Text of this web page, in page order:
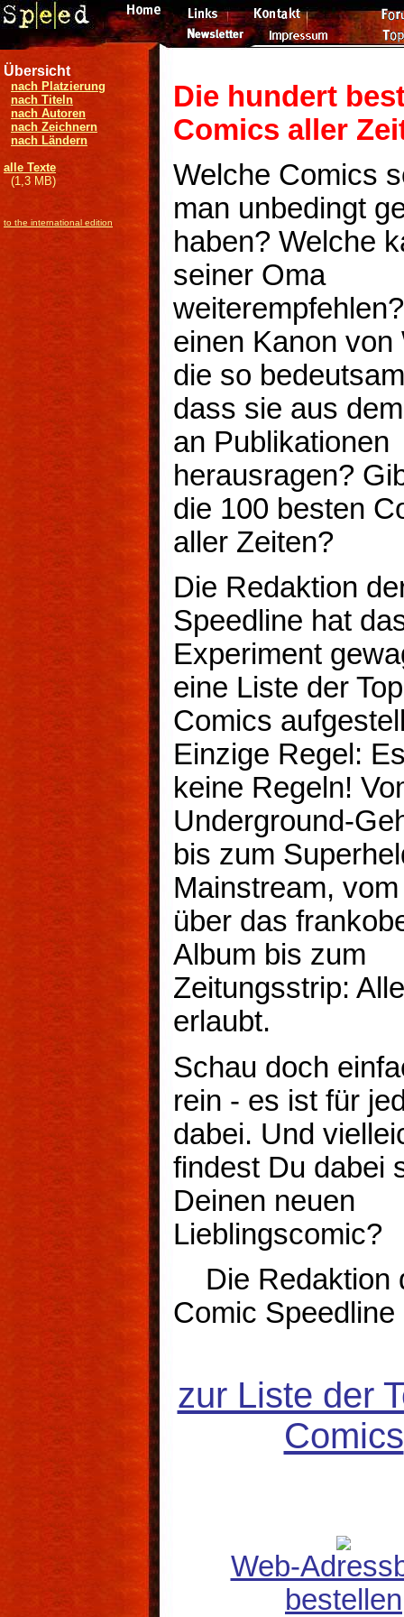
Übersicht
nach Platzierung
nach Titeln
nach Autoren
nach Zeichnern
nach Ländern
alle Texte
(1,3 MB)
to the international edition
Die hundert
Comics aller
Welche Comics
man unbedingt
haben? Welche
seiner Oma
einen Kanon von
die so
dass sie aus
an Publikationen
herausragen?
die 100 besten
aller Zeiten?
Die Redaktion
Speedline hat
Experiment
eine Liste der
Comics
Einzige Regel:
keine Regeln!
Underground-
bis zum
Mainstream,
über das
Album bis zum
Zeitungsstrip:
erlaubt.
Schau doch
rein - es ist für
dabei. Und
findest Du dabei
Deinen neuen
Lieblingscomic?
Die Redaktion
Comic Speedline
zur Liste der
Comics
Web-
bestellen